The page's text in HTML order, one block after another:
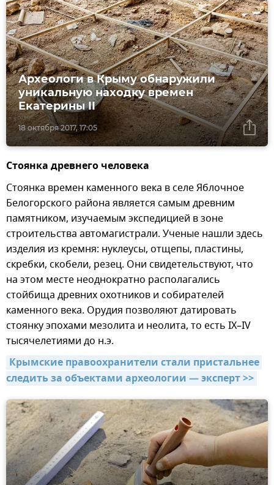
18 октября 2017, 17:05
Археологи в Крыму обнаружили
уникальную находку времен
Екатерины II
Стоянка древнего человека
Стоянка времен каменного века в селе Яблочное
Белогорского района является самым древним
памятником, изучаемым экспедицией в зоне
строительства автомагистрали. Ученые нашли здесь
изделия из кремня: нуклеусы, отщепы, пластины,
скребки, скобели, резец. Они свидетельствуют, что
на этом месте неоднократно располагались
стойбища древних охотников и собирателей
каменного века. Орудия позволяют датировать
стоянку эпохами мезолита и неолита, то есть IX–IV
тысячелетиями до н.э.
Крымские правоохранители стали пристальнее
следить за объектами археологии — эксперт >>